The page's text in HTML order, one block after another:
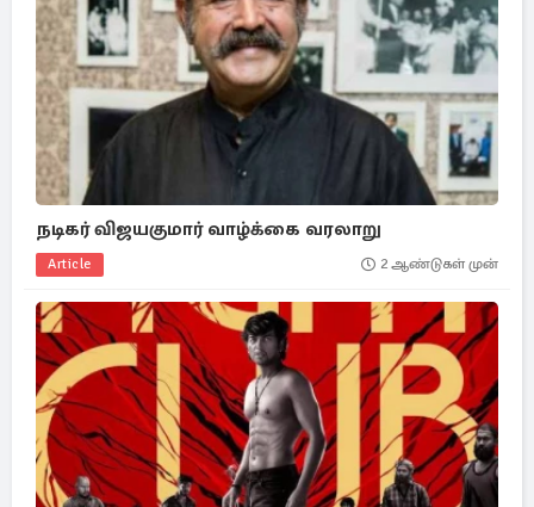
நடிகர் விஜயகுமார் வாழ்க்கை வரலாறு
Article 2 ஆண்டுகள் முன்